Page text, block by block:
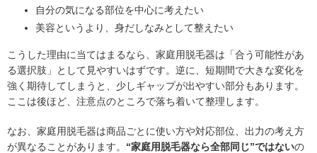
自分の気になる部位を中心に考えたい
美容というより、身だしなみとして整えたい
こうした理由に当てはまるなら、家庭用脱毛器は「合う可能性があ
る選択肢」として見やすいはずです。逆に、短期間で大きな変化を
強く期待してしまうと、少しギャップが出やすい部分もあります。
ここは後ほど、注意点のところで落ち着いて整理します。
なお、家庭用脱毛器は商品ごとに使い方や対応部位、出力の考え方
が異なることがあります。 “家庭用脱毛器なら全部同じ”ではないの